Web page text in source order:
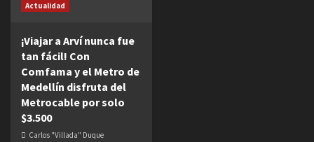
Actualidad
¡Viajar a Arví nunca fue
tan fácil! Con
Comfama y el Metro de
Medellín disfruta del
Metrocable por solo
$3.500
Carlos "Villada" Duque